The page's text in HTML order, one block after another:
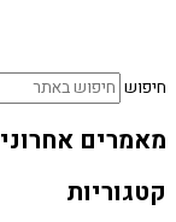
אחרונים